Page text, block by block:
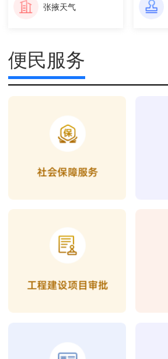
张掖天气
便民服务